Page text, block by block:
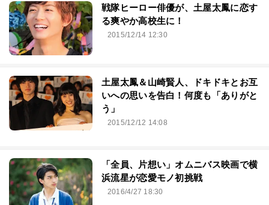
戦隊ヒーロー俳優が、土屋太鳳に恋す
る爽やか高校生に！
2015/12/14 12:30
土屋太鳳＆山崎賢人、ドキドキとお互
いへの思いを告白！何度も「ありがと
う」
2015/12/12 14:08
「全員、片想い」オムニバス映画で横
浜流星が恋愛モノ初挑戦
2016/4/27 18:30